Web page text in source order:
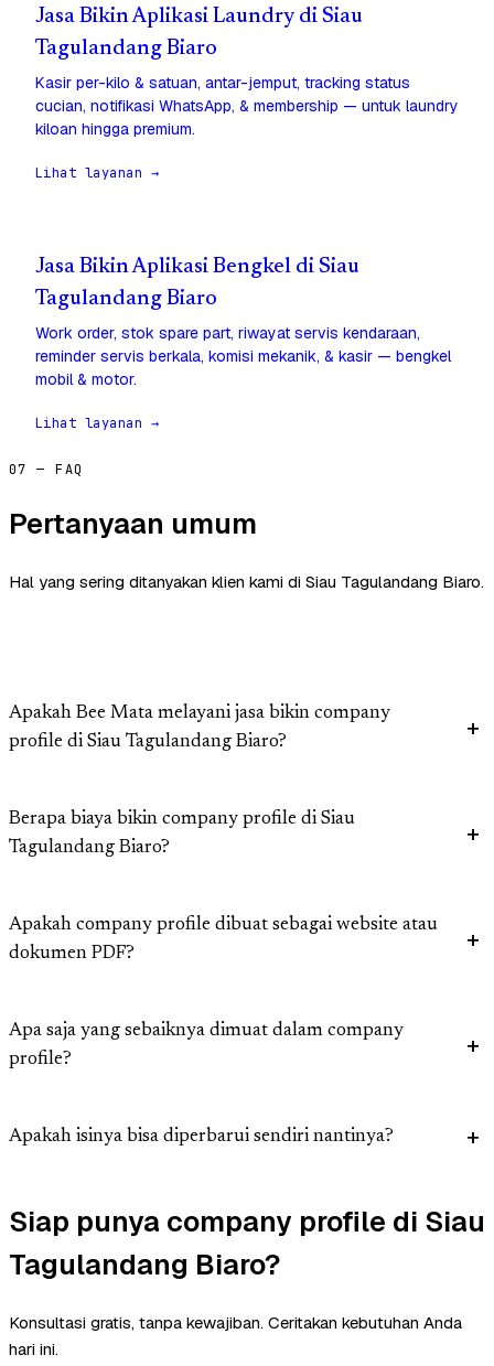
Jasa Bikin Aplikasi Laundry di Siau
Tagulandang Biaro
Kasir per-kilo & satuan, antar-jemput, tracking status
cucian, notifikasi WhatsApp, & membership — untuk laundry
kiloan hingga premium.
Lihat layanan →
Jasa Bikin Aplikasi Bengkel di Siau
Tagulandang Biaro
Work order, stok spare part, riwayat servis kendaraan,
reminder servis berkala, komisi mekanik, & kasir — bengkel
mobil & motor.
Lihat layanan →
07 — FAQ
Pertanyaan umum
Hal yang sering ditanyakan klien kami di Siau Tagulandang Biaro.
Apakah Bee Mata melayani jasa bikin company
profile di Siau Tagulandang Biaro?
Berapa biaya bikin company profile di Siau
Tagulandang Biaro?
Apakah company profile dibuat sebagai website atau
dokumen PDF?
Apa saja yang sebaiknya dimuat dalam company
profile?
Apakah isinya bisa diperbarui sendiri nantinya?
Siap punya company profile di Siau
Tagulandang Biaro?
Konsultasi gratis, tanpa kewajiban. Ceritakan kebutuhan Anda
hari ini.